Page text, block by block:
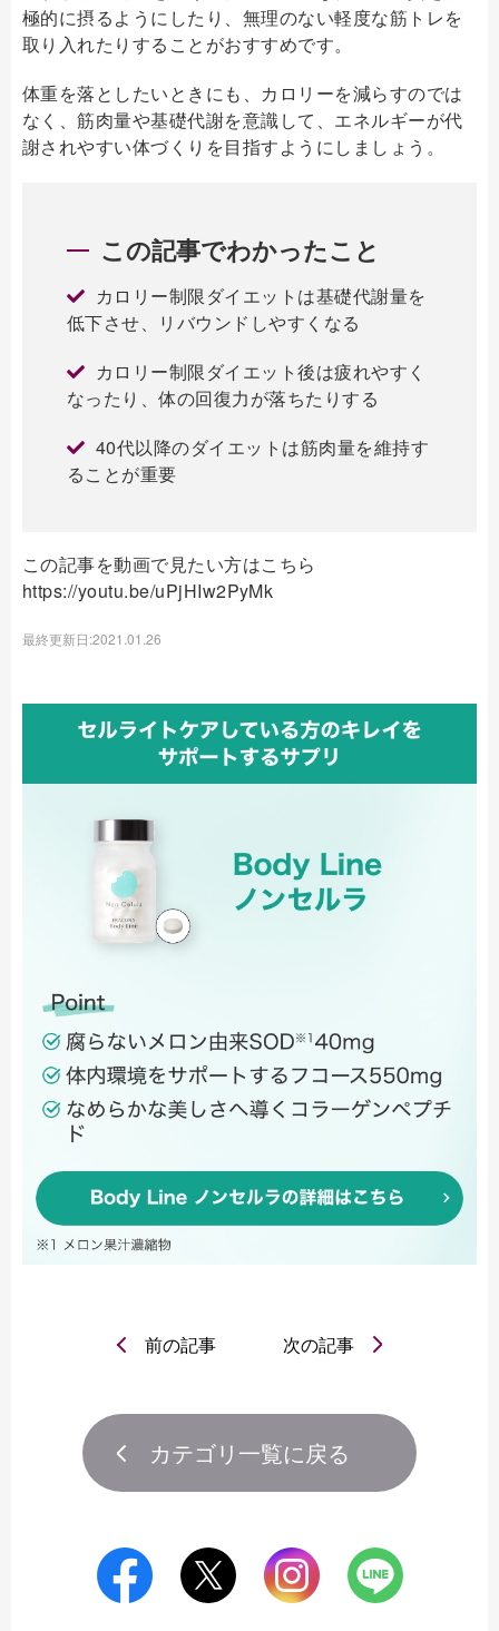
極的に摂るようにしたり、無理のない軽度な筋トレを
取り入れたりすることがおすすめです。
体重を落としたいときにも、カロリーを減らすのでは
なく、筋肉量や基礎代謝を意識して、エネルギーが代
謝されやすい体づくりを目指すようにしましょう。
この記事でわかったこと
カロリー制限ダイエットは基礎代謝量を
低下させ、リバウンドしやすくなる
カロリー制限ダイエット後は疲れやすく
なったり、体の回復力が落ちたりする
40代以降のダイエットは筋肉量を維持す
ることが重要
この記事を動画で見たい方はこちら
https://youtu.be/uPjHIw2PyMk
最終更新日:2021.01.26
前の記事 次の記事
カテゴリ一覧に戻る